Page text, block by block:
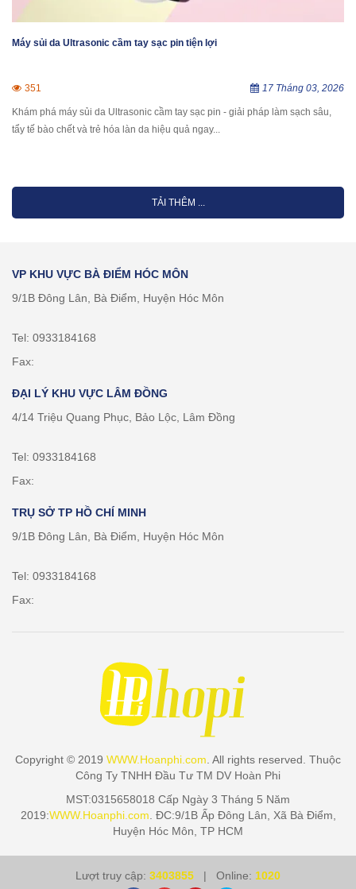
Máy sủi da Ultrasonic cầm tay sạc pin tiện lợi
351 17 Tháng 03, 2026
Khám phá máy sủi da Ultrasonic cầm tay sạc pin - giải pháp làm sạch sâu,
tẩy tế bào chết và trẻ hóa làn da hiệu quả ngay...
TẢI THÊM ...
VP KHU VỰC BÀ ĐIỂM HÓC MÔN
9/1B Đông Lân, Bà Điểm, Huyện Hóc Môn
Tel: 0933184168
Fax:
ĐẠI LÝ KHU VỰC LÂM ĐỒNG
4/14 Triệu Quang Phục, Bảo Lộc, Lâm Đồng
Tel: 0933184168
Fax:
TRỤ SỞ TP HỒ CHÍ MINH
9/1B Đông Lân, Bà Điểm, Huyện Hóc Môn
Tel: 0933184168
Fax:
Copyright © 2019 WWW.Hoanphi.com . All rights reserved. Thuộc
Công Ty TNHH Đầu Tư TM DV Hoàn Phi
MST:0315658018 Cấp Ngày 3 Tháng 5 Năm
2019:WWW.Hoanphi.com . ĐC:9/1B Ấp Đông Lân, Xã Bà Điểm,
Huyện Hóc Môn, TP HCM
Lượt truy cập: 3403855 | Online: 1020